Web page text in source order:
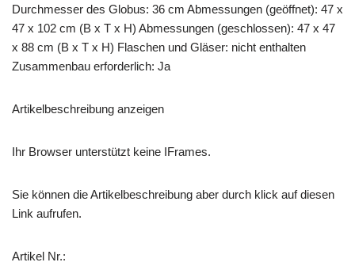
Durchmesser des Globus: 36 cm Abmessungen (geöffnet): 47 x
47 x 102 cm (B x T x H) Abmessungen (geschlossen): 47 x 47
x 88 cm (B x T x H) Flaschen und Gläser: nicht enthalten
Zusammenbau erforderlich: Ja
Artikelbeschreibung anzeigen
Ihr Browser unterstützt keine IFrames.
Sie können die Artikelbeschreibung aber durch klick auf diesen
Link aufrufen.
Artikel Nr.: